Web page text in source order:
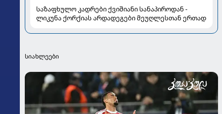
საზაფხულო კადრები ქვიშიანი სანაპიროდან -
ლიკუნა ქორქიას არდადეგები მეუღლესთან ერთად
სიახლეები